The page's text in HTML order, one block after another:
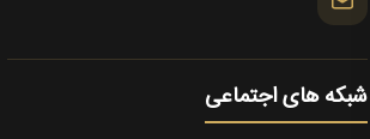
شبکه های اجتماعی